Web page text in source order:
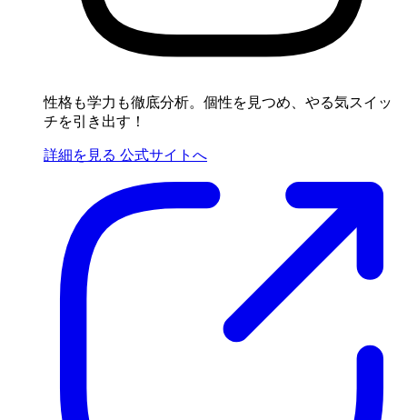
性格も学力も徹底分析。個性を見つめ、やる気スイッ
チを引き出す！
詳細を見る 公式サイトへ